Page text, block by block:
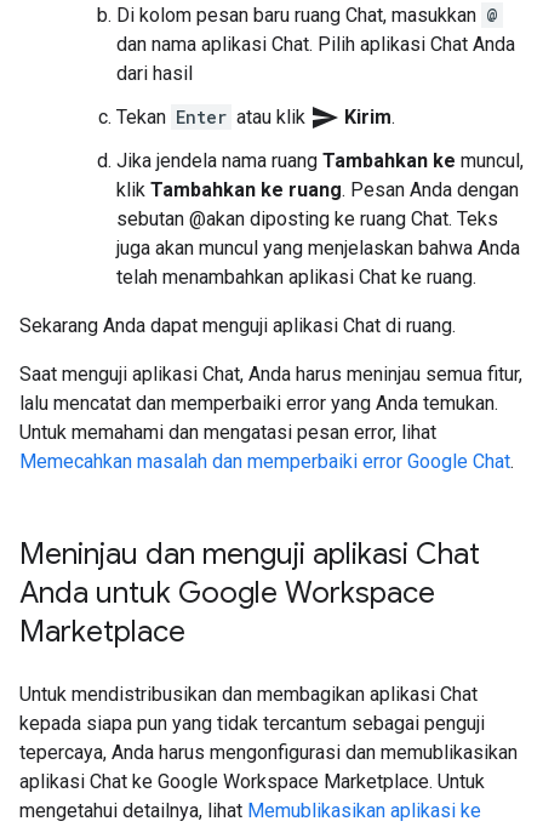
Di kolom pesan baru ruang Chat, masukkan @
dan nama aplikasi Chat. Pilih aplikasi Chat Anda
dari hasil
Tekan Enter atau klik send Kirim.
Jika jendela nama ruang Tambahkan ke muncul,
klik Tambahkan ke ruang. Pesan Anda dengan
sebutan @akan diposting ke ruang Chat. Teks
juga akan muncul yang menjelaskan bahwa Anda
telah menambahkan aplikasi Chat ke ruang.
Sekarang Anda dapat menguji aplikasi Chat di ruang.
Saat menguji aplikasi Chat, Anda harus meninjau semua fitur,
lalu mencatat dan memperbaiki error yang Anda temukan.
Untuk memahami dan mengatasi pesan error, lihat
Memecahkan masalah dan memperbaiki error Google Chat.
Meninjau dan menguji aplikasi Chat
Anda untuk Google Workspace
Marketplace
Untuk mendistribusikan dan membagikan aplikasi Chat
kepada siapa pun yang tidak tercantum sebagai penguji
tepercaya, Anda harus mengonfigurasi dan memublikasikan
aplikasi Chat ke Google Workspace Marketplace. Untuk
mengetahui detailnya, lihat Memublikasikan aplikasi ke